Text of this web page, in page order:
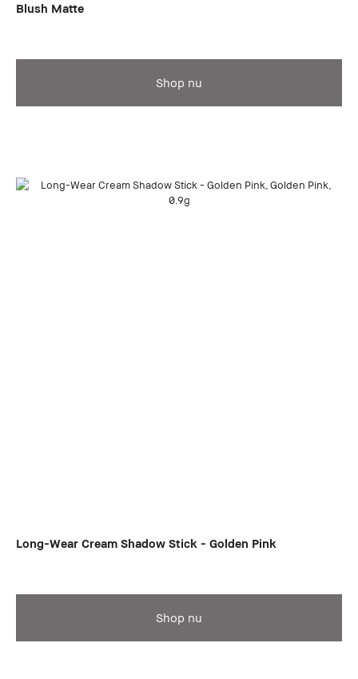
Blush Matte
Shop nu
Long-Wear Cream Shadow Stick - Golden Pink
Shop nu